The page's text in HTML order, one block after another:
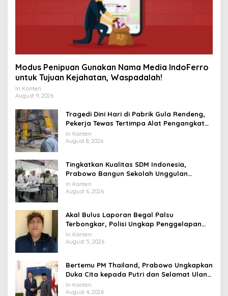
Modus Penipuan Gunakan Nama Media IndoFerro
untuk Tujuan Kejahatan, Waspadalah!
In Konten
August 9, 2026
Tragedi Dini Hari di Pabrik Gula Rendeng,
Pekerja Tewas Tertimpa Alat Pengangkat
Tebu
In Konten
August 8, 2026
Tingkatkan Kualitas SDM Indonesia,
Prabowo Bangun Sekolah Unggulan
hingga Undang Universitas Terbaik Dunia
In Konten
August 6, 2026
Akal Bulus Laporan Begal Palsu
Terbongkar, Polisi Ungkap Penggelapan
Uang Perusahaan untuk Crypto
In Konten
August 5, 2026
Bertemu PM Thailand, Prabowo Ungkapkan
Duka Cita kepada Putri dan Selamat Ulang
Tahun ke Raja Thailand
In Konten
August 4, 2026